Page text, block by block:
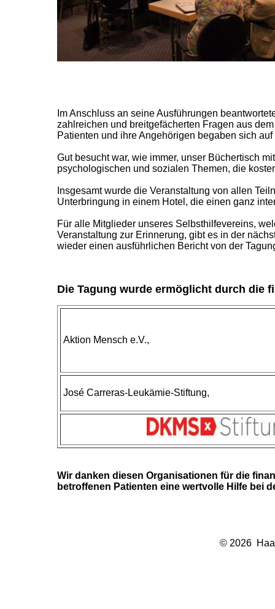
Im Anschluss an seine Ausführungen
zahlreichen und breitgefächerten Fragen aus
Patienten und ihre Angehörigen begaben sich
Gut besucht war, wie immer, unser Büchertisch
psychologischen und sozialen Themen, die
Insgesamt wurde die Veranstaltung von allen
Unterbringung in einem Hotel, die einen ganz
Für alle Mitglieder unseres Selbsthilfevereins,
Veranstaltung zur Erinnerung, gibt es in der
wieder einen ausführlichen Bericht von der
Die Tagung wurde ermöglicht durch die
Aktion Mensch e.V.,
José Carreras-Leukämie-Stiftung,
Wir danken diesen Organisationen für die
betroffenen Patienten eine wertvolle Hilfe bei
© 2026